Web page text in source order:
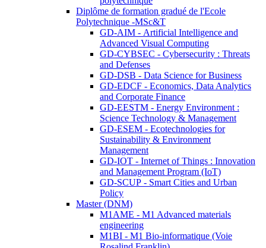
Diplôme de formation gradué de l'Ecole
Polytechnique -MSc&T
GD-AIM - Artificial Intelligence and
Advanced Visual Computing
GD-CYBSEC - Cybersecurity : Threats
and Defenses
GD-DSB - Data Science for Business
GD-EDCF - Economics, Data Analytics
and Corporate Finance
GD-EESTM - Energy Environment :
Science Technology & Management
GD-ESEM - Ecotechnologies for
Sustainability & Environment
Management
GD-IOT - Internet of Things : Innovation
and Management Program (IoT)
GD-SCUP - Smart Cities and Urban
Policy
Master (DNM)
M1AME - M1 Advanced materials
engineering
M1BI - M1 Bio-informatique (Voie